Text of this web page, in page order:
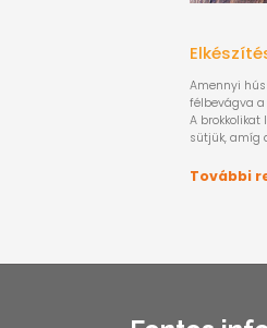
Amennyi
félbevágva a
A brokkolikat
sütjük, amíg
További